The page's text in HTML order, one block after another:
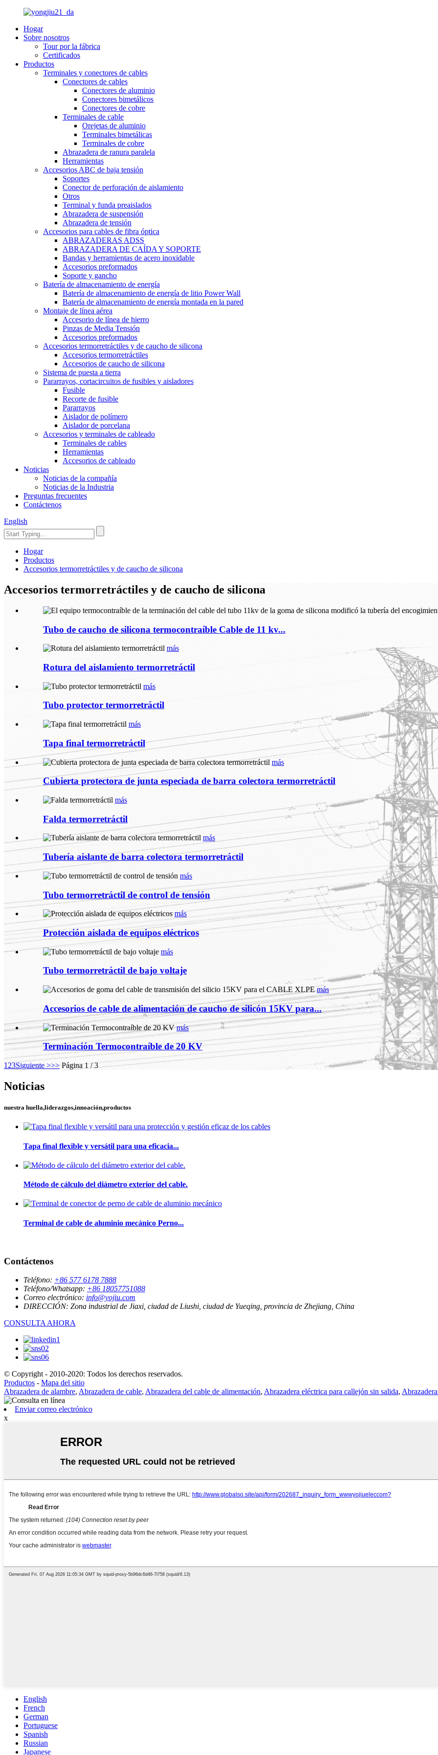
Hogar
Sobre nosotros
Tour por la fábrica
Certificados
Productos
Terminales y conectores de cables
Conectores de cables
Conectores de aluminio
Conectores bimetálicos
Conectores de cobre
Terminales de cable
Orejetas de aluminio
Terminales bimetálicas
Terminales de cobre
Abrazadera de ranura paralela
Herramientas
Accesorios ABC de baja tensión
Soportes
Conector de perforación de aislamiento
Otros
Terminal y funda preaislados
Abrazadera de suspensión
Abrazadera de tensión
Accesorios para cables de fibra óptica
ABRAZADERAS ADSS
ABRAZADERA DE CAÍDA Y SOPORTE
Bandas y herramientas de acero inoxidable
Accesorios preformados
Soporte y gancho
Batería de almacenamiento de energía
Batería de almacenamiento de energía de litio Power Wall
Batería de almacenamiento de energía montada en la pared
Montaje de línea aérea
Accesorio de línea de hierro
Pinzas de Media Tensión
Accesorios preformados
Accesorios termorretráctiles y de caucho de silicona
Accesorios termorretráctiles
Accesorios de caucho de silicona
Sistema de puesta a tierra
Pararrayos, cortacircuitos de fusibles y aisladores
Fusible
Recorte de fusible
Pararrayos
Aislador de polímero
Aislador de porcelana
Accesorios y terminales de cableado
Terminales de cables
Herramientas
Accesorios de cableado
Noticias
Noticias de la compañía
Noticias de la Industria
Preguntas frecuentes
Contáctenos
English
Hogar
Productos
Accesorios termorretráctiles y de caucho de silicona
Accesorios termorretráctiles y de caucho de silicona
Tubo de caucho de silicona termocontraíble Cable de 11 kv...
más
Rotura del aislamiento termorretráctil
más
Tubo protector termorretráctil
más
Tapa final termorretráctil
más
Cubierta protectora de junta especiada de barra colectora termorretráctil
más
Falda termorretráctil
más
Tubería aislante de barra colectora termorretráctil
más
Tubo termorretráctil de control de tensión
más
Protección aislada de equipos eléctricos
más
Tubo termorretráctil de bajo voltaje
más
Accesorios de cable de alimentación de caucho de silicón 15KV para...
más
Terminación Termocontraíble de 20 KV
1 23Siguiente >>> Página 1 / 3
Noticias
nuestra huella,liderazgos,innoación,productos
Tapa final flexible y versátil para una eficacia...
Método de cálculo del diámetro exterior del cable.
Terminal de cable de aluminio mecánico Perno...
Contáctenos
Teléfono: +86 577 6178 7888
Teléfono/Whatsapp: +86 18057751088
Correo electrónico: info@yojiu.com
DIRECCIÓN: Zona industrial de Jiaxi, ciudad de Liushi, ciudad de Yueqing, provincia de Zhejiang, China
CONSULTA AHORA
© Copyright - 2010-2020: Todos los derechos reservados.
Productos - Mapa del sitio
Abrazadera de alambre, Abrazadera de cable, Abrazadera del cable de alimentación, Abrazadera eléctrica para callejón sin salida,
Enviar correo electrónico
x
English
French
German
Portuguese
Spanish
Russian
Japanese